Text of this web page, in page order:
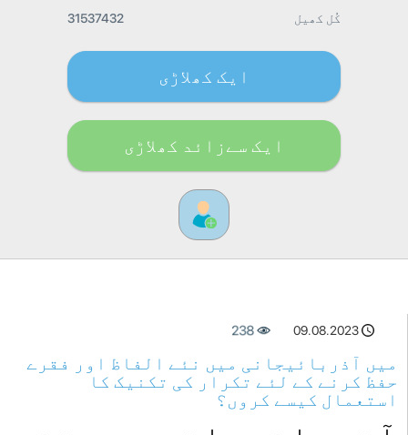
کُل کھیل 31537432
ایک کھلاڑی
ایک سےزائد کھلاڑی
09.08.2023
238
میں آذربائیجانی میں نئے الفاظ اور فقرے
حفظ کرنے کے لئے تکرار کی تکنیک کا
استعمال کیسے کروں؟